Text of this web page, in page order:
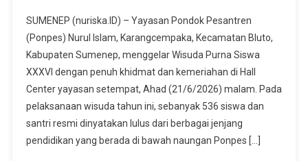
SUMENEP (nuriska.ID) – Yayasan Pondok Pesantren
(Ponpes) Nurul Islam, Karangcempaka, Kecamatan Bluto,
Kabupaten Sumenep, menggelar Wisuda Purna Siswa
XXXVI dengan penuh khidmat dan kemeriahan di Hall
Center yayasan setempat, Ahad (21/6/2026) malam. Pada
pelaksanaan wisuda tahun ini, sebanyak 536 siswa dan
santri resmi dinyatakan lulus dari berbagai jenjang
pendidikan yang berada di bawah naungan Ponpes […]